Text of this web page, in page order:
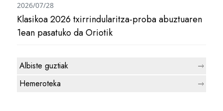
Klasikoa 2026 txirrindularitza-proba abuztuaren
1ean pasatuko da Oriotik
2026/07/28
Albiste guztiak
Hemeroteka